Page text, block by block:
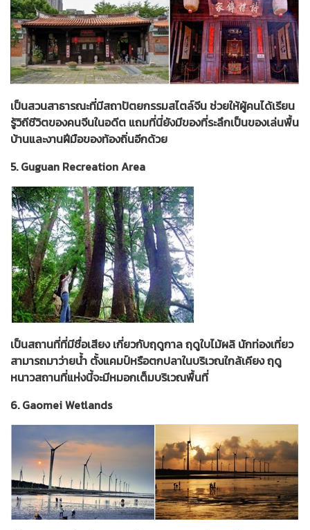
เป็นสวนสาธารณะที่มีสถาปัตยกรรมสไตล์จีน ช่วยให้ผู้คนได้เรียน
รู้วิถีชีวิตของคนจีนในอดีต แถมที่นี่ยังมีของที่ระลึกเป็นของเล่นพื้น
บ้านและงานฝีมือของท้องถิ่นอีกด้วย
5. Guguan Recreation Area
เป็นสถานที่ที่มีชื่อเสียง เกี่ยวกับฤดูกาล ฤดูใบไม้ผลิ นักท่องเที่ยว
สามารถมาว่ายน้ำ ตั้งแคมป์หรือตกปลาในบริเวณใกล้เคียง ฤดู
หนาวสถานที่แห่งนี้จะมีหมอกเต็มบริเวณพื้นที่
6. Gaomei Wetlands